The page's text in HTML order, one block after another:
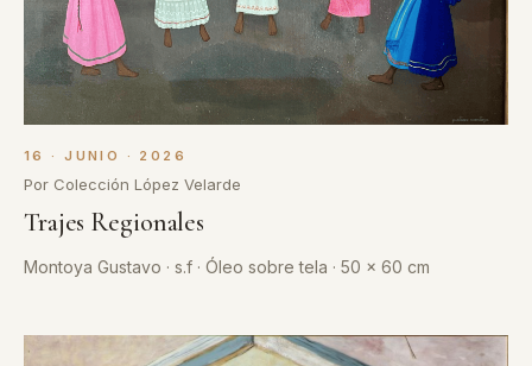
16 · JUNIO · 2026
Por Colección López Velarde
Trajes Regionales
Montoya Gustavo · s.f · Óleo sobre tela · 50 x 60 cm